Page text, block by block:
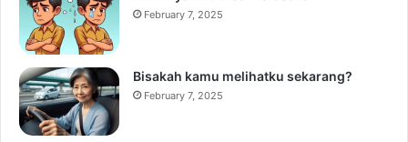
February 7, 2025
Bisakah kamu melihatku sekarang?
February 7, 2025